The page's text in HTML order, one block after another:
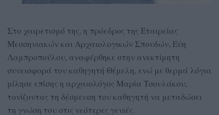
Στο χαιρετισμό της, η πρόεδρος της Εταιρείας
Μεσσηνιακών και Αρχαιολογικών Σπουδών, Εύη
Λαμπροπούλου, αναφέρθηκε στην ανεκτίμητη
συνεισφορά του καθηγητή Θέμελη, ενώ με θερμά λόγια
μίλησε επίσης η αρχαιολόγος Μαρία Τσουλάκου,
τονίζοντας τη δέσμευση του καθηγητή να μεταδώσει
τη γνώση του στις νεότερες γενιές.